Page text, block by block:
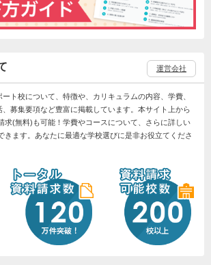
運営会社
ト校について、特徴や、カリキュラムの内容、学費、
募集要項など豊富に掲載しています。本サイト上から
求(無料)も可能！学費やコースについて、さらに詳しい
きます。あなたに最適な学校選びに是非お役立てくださ